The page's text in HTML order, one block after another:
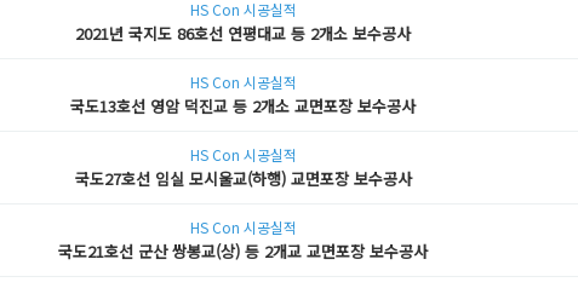
HS Con 시공실적
2021년 국지도 86호선 연평대교 등 2개소 보수공사
HS Con 시공실적
국도13호선 영암 덕진교 등 2개소 교면포장 보수공사
HS Con 시공실적
국도27호선 임실 모시울교(하행) 교면포장 보수공사
HS Con 시공실적
국도21호선 군산 쌍봉교(상) 등 2개교 교면포장 보수공사